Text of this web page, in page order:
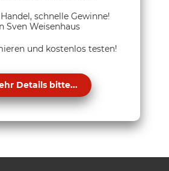
schnelle Gewinne!
Sven Weisenhaus
und kostenlos testen!
Details bitte...